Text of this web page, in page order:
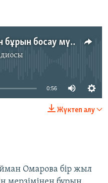
Макс Боқаев мерзімінен бұрын босау мүмкіндігі туралы
available
0:56
Жүктеп алу
Омарова бір жыл